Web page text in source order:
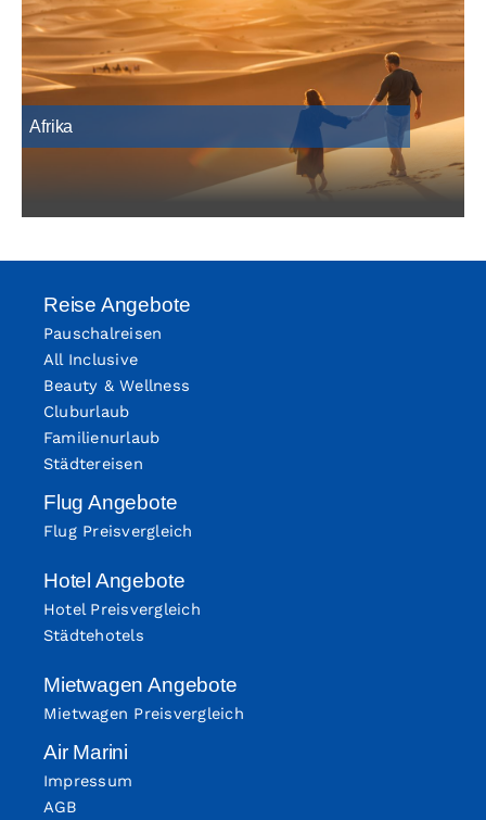
Afrika
Reise Angebote
Pauschalreisen
All Inclusive
Beauty & Wellness
Cluburlaub
Familienurlaub
Städtereisen
Flug Angebote
Flug Preisvergleich
Hotel Angebote
Hotel Preisvergleich
Städtehotels
Mietwagen Angebote
Mietwagen Preisvergleich
Air Marini
Impressum
AGB